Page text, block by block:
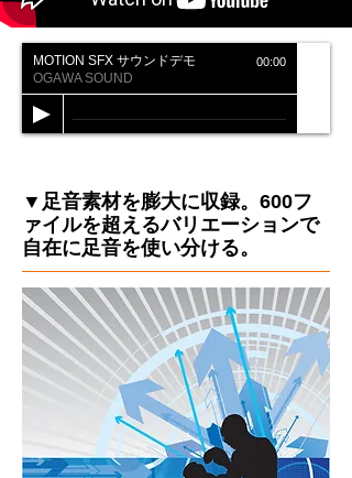
MOTION SFX サウンドデモ
OGAWA SOUND
00:00
▼足音素材を膨大に収録。600フ
ァイルを超えるバリエーションで
自在に足音を使い分ける。